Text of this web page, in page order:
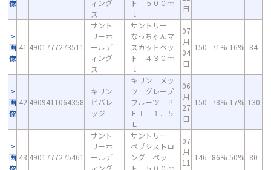
像
ィング
ス
ト ５００ｍ
ｌ
日
画
像
41 4901777273511
サント
リーホ
ールデ
ィング
ス
サントリー
なっちゃんマ
スカットペッ
ト ４３０ｍ
ｌ
07
月
04
日
150 71% 16% 84
画
像
42 4909411064358
キリン
ビバレ
ッジ
キリン メッ
ツ グレープ
フルーツ Ｐ
ＥＴ １．５
Ｌ
06
月
27
日
150 78% 17% 130
画
像
43 4901777275461
サント
リーホ
ールデ
ィング
サントリー
ペプシストロ
ング ペッ
ト ５００ｍ
07
月
11
146 86% 50% 80